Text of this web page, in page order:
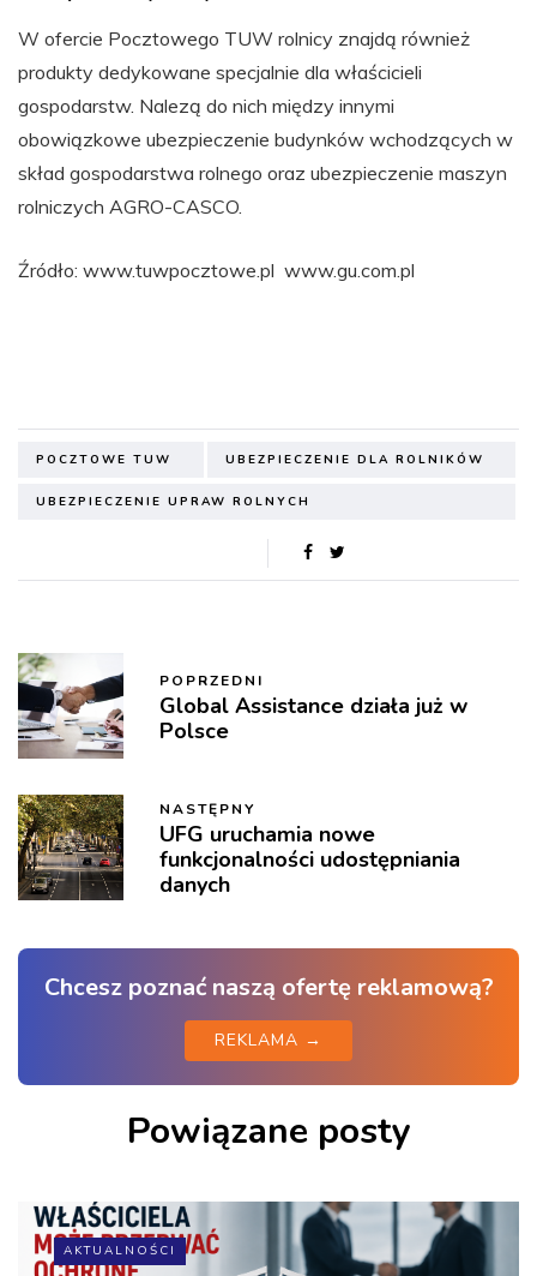
W ofercie Pocztowego TUW rolnicy znajdą również
produkty dedykowane specjalnie dla właścicieli
gospodarstw. Nalezą do nich między innymi
obowiązkowe ubezpieczenie budynków wchodzących w
skład gospodarstwa rolnego oraz ubezpieczenie maszyn
rolniczych AGRO-CASCO.
Źródło: www.tuwpocztowe.pl www.gu.com.pl
POCZTOWE TUW UBEZPIECZENIE DLA ROLNIKÓW
UBEZPIECZENIE UPRAW ROLNYCH
POPRZEDNI
Global Assistance działa już w
Polsce
NASTĘPNY
UFG uruchamia nowe
funkcjonalności udostępniania
danych
Chcesz poznać naszą ofertę reklamową?
REKLAMA →
Powiązane posty
AKTUALNOŚCI